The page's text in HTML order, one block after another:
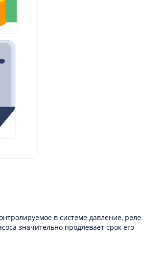
в системе давление, реле
значительно продлевает срок его